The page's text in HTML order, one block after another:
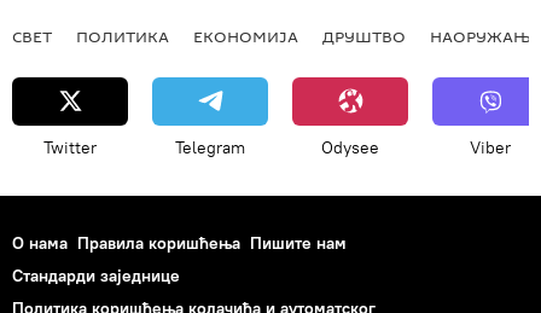
СВЕТ ПОЛИТИКА ЕКОНОМИЈА ДРУШТВО НАОРУЖАЊЕ
Twitter Telegram Odysee Viber
О нама Правила коришћења Пишите нам
Стандарди заједнице
Политика коришћења колачића и аутоматског